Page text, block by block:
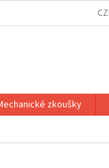
PODMÍNKY OCHRANY
zkoušky